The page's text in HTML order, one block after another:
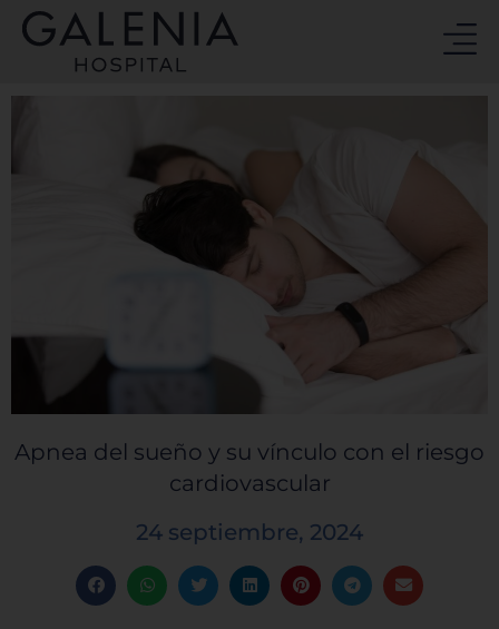
contenido
Apnea del sueño y su vínculo con el riesgo
cardiovascular
24 septiembre, 2024